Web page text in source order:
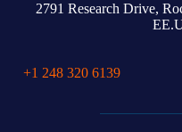
2791 Research Drive,
+1 248 320 6139